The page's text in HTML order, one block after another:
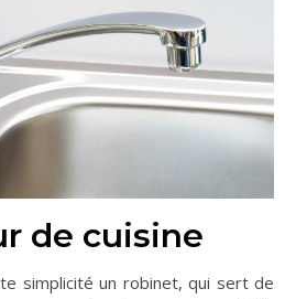
de cuisine
simplicité un robinet, qui sert de